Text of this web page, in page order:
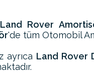
Land Rover
'de tüm Otomobil
ayrıca Land Rover